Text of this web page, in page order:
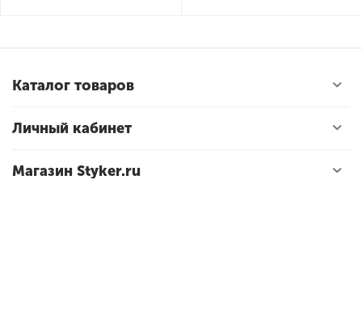
Каталог товаров
Личный кабинет
Магазин Styker.ru